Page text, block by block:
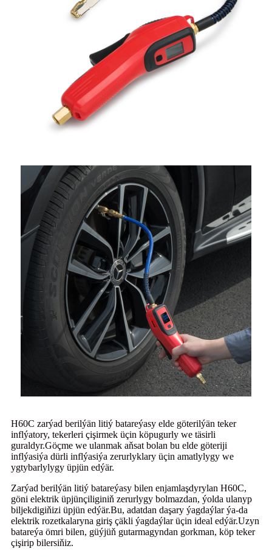
H60C zarýad berilýän litiý batareýasy elde göterilýän teker
inflýatory, tekerleri çişirmek üçin köpugurly we täsirli
guraldyr.Göçme we ulanmak aňsat bolan bu elde göteriji
inflýasiýa dürli inflýasiýa zerurlyklary üçin amatlylygy we
ygtybarlylygy üpjün edýär.
Zarýad berilýän litiý batareýasy bilen enjamlaşdyrylan H60C,
göni elektrik üpjünçiliginiň zerurlygy bolmazdan, ýolda ulanyp
biljekdigiňizi üpjün edýär.Bu, adatdan daşary ýagdaýlar ýa-da
elektrik rozetkalaryna giriş çäkli ýagdaýlar üçin ideal edýär.Uzyn
batareýa ömri bilen, güýjüň gutarmagyndan gorkman, köp teker
çişirip bilersiňiz.